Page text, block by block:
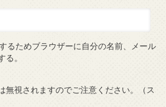
るためブラウザーに自分の名前、メール
る。
無視されますのでご注意ください。（ス